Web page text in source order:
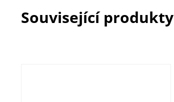
Související produkty